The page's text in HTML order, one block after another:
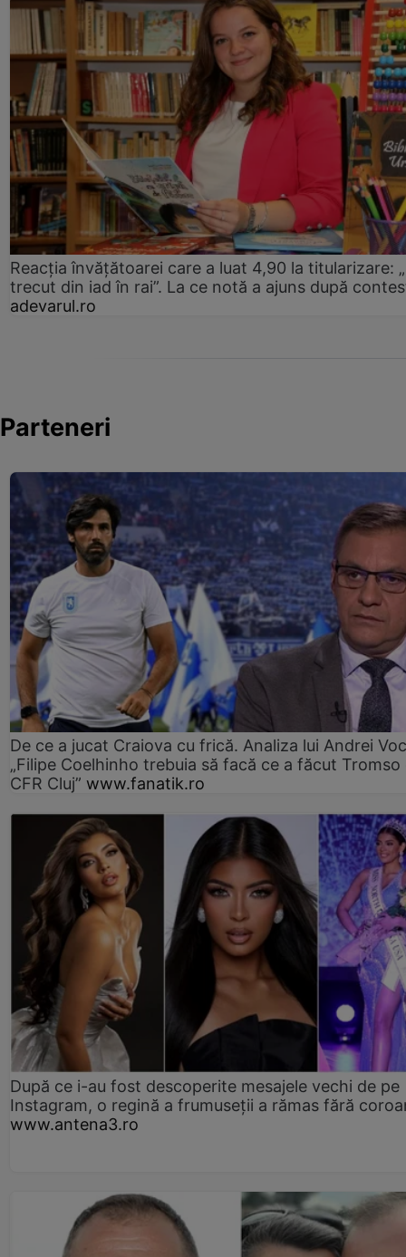
Reacția învățătoarei care a luat 4,90 la titularizare:
trecut din iad în rai”. La ce notă a ajuns după
adevarul.ro
Parteneri
De ce a jucat Craiova cu frică. Analiza lui Andrei
„Filipe Coelhinho trebuia să facă ce a făcut Tromso
CFR Cluj” www.fanatik.ro
După ce i-au fost descoperite mesajele vechi de pe
Instagram, o regină a frumuseții a rămas fără
www.antena3.ro